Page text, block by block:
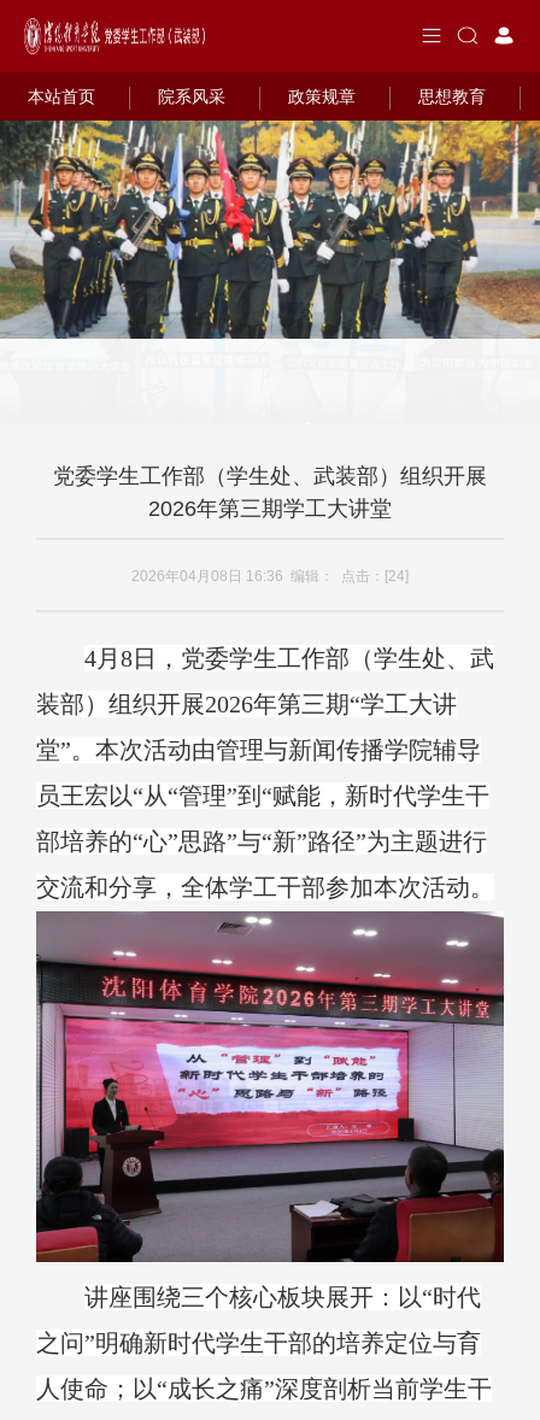
本站首页 院系风采 政策规章 思想教育
党委学生工作部（学生处、武装部）组织开展
2026年第三期学工大讲堂
2026年04月08日 16:36 编辑： 点击：[24]
4月 8日，党委学生工作部（学生处、 武
装部）组织开展2026年第三期“学工大讲
堂”。本次活动由管理与新闻传播学院辅导
员王宏以“从“管理”到“赋能，新时代学生干
部培养的“心”思路”与“新”路径”为主题进行
交流和分享 ， 全体学工干部参加本次活动。
讲座围绕三个核心板块展开：以“时代
之问”明确新时代学生干部的培养定位与育
人使命；以“成长之痛”深度剖析当前学生干